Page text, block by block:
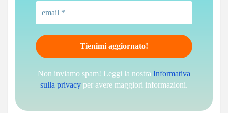
Non inviamo spam! Leggi la nostra Informativa
sulla privacy per avere maggiori informazioni.